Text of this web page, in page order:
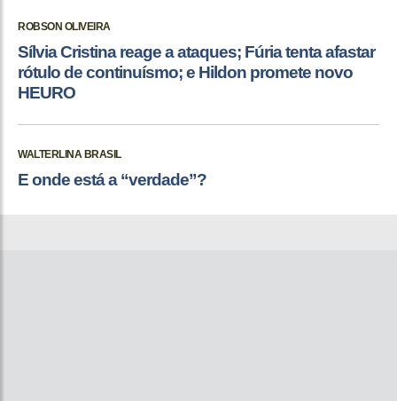
ROBSON OLIVEIRA
Sílvia Cristina reage a ataques; Fúria tenta afastar
rótulo de continuísmo; e Hildon promete novo
HEURO
WALTERLINA BRASIL
E onde está a “verdade”?